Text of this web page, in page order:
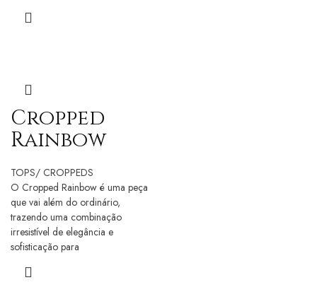
Cropped
Rainbow
TOPS/ CROPPEDS
O Cropped Rainbow é uma peça
que vai além do ordinário,
trazendo uma combinação
irresistível de elegância e
sofisticação para